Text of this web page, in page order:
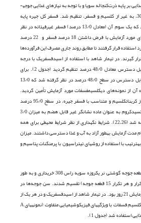
بر پایه ذرت‌کنجاله­ سویا و با توجه به نیازهای غذایی جوجه­
های گوشتی سویه تجاری راس 308، به غیر از کلسیم و فسفر، تنظیم شد. فسفر کل جیره پایه
معادل 39/0 درصد محاسبه گردید که یک سوم آن (معادل 13/0 درصد) فسفر غیر­فیتاته در نظر
گرفته شد (26). دی­کلسیم­فسفات­های مورد آزمایش با فرض داشتن 18 درصد فسفر و 22 درصد
قرار گرفتند تا مطابق روند جاری مصرف این فرآورده‌ها
گیرند. در تیمار شاهد با استفاده از اسیدفسفریک با درجه
خلوص 85 درصد، مقدار فسفر قابل ‌دسترس معادل 48/0 درصد تنظیم گردید (جدول 2). برای
جیره­های آزمایشی میزان فسفر قابل دسترس در سطح 48/0 درصد در نظر گرفته شد که 13/0
آن از نمونه‌های دی­کلسیم­فسفات مورد آزمایش تأمین گردید.
میزان کلسیم جیره­ها با استفاده از کربنات­کلسیم و متناسب با فسفر جیره، در سطح 95/0 درصد
تنظیم گردید. در این آزمایش از اکسیدکروم به عنوان ماده نشانگر غیر قابل­ هضم به میزان 3/0
درصد به جیره‌های آزمایشی اضافه شد (22،26). شرایط نگهداری از نظر شرایط محیطی برای همه
مدت آزمایش به­طور آزاد به آب و غذا دسترسی داشتند. میزان
با استفاده از روش­های تیتراسیون با پرمنگنات پتاسیم و
: تعداد 720 قطعه جوجه گوشتی نر یک­روزه سویه راس 308 خریداری و به طور
تصادفی در 8 تیمار مساوی (با 6 تکرار و هر تکرار 15 قطعه جوجه) تقسیم شدند. سن جوجه‌ها در
شروع آزمایش یک روز و در پایان آزمایش 21 روز بود. در تیمار شاهد از اسیدفسفریک و در هر یک از
7 تیمار دیگر از یکی از نمونه­های دی­کلسیم فسفات با ویژگی­های فیزیکوشیمیایی متفاوت (نمونه­های A